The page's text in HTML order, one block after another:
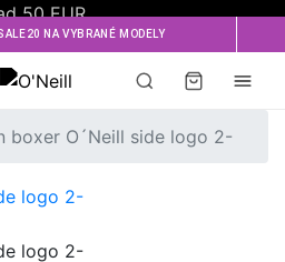
50 EUR
NA VYBRANÉ MODELY
boxer O´Neill side logo 2-